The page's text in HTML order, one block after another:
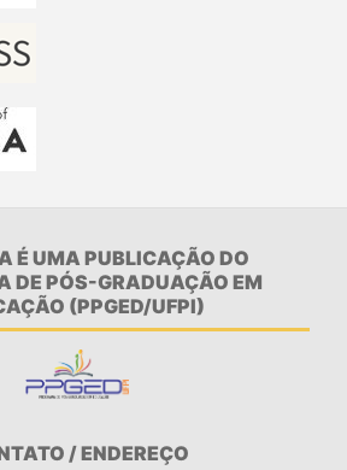
É UMA PUBLICAÇÃO DO
DE PÓS-GRADUAÇÃO EM
(PPGED/UFPI)
/ ENDEREÇO